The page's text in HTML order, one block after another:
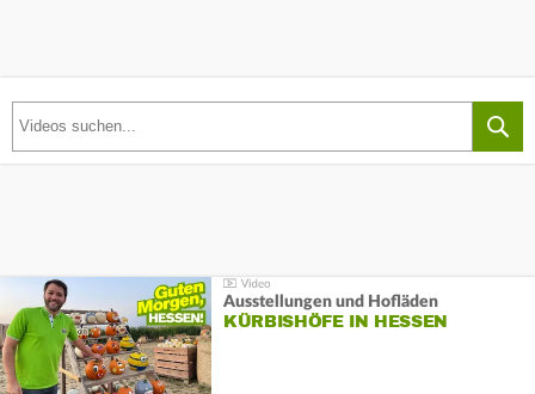
Ausstellungen und Hofläden
KÜRBISHÖFE IN HESSEN